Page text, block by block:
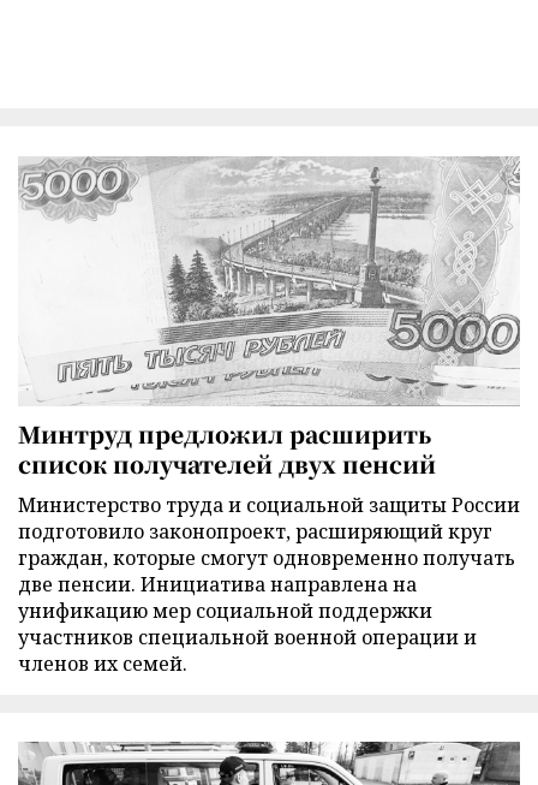
Минтруд предложил расширить
список получателей двух пенсий
Министерство труда и социальной защиты России
подготовило законопроект, расширяющий круг
граждан, которые смогут одновременно получать
две пенсии. Инициатива направлена на
унификацию мер социальной поддержки
участников специальной военной операции и
членов их семей.